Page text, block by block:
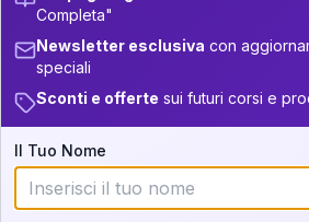
18.5-19 +6
Analisi,
Completa"
Newsletter esclusiva con
speciali
Sconti e offerte sui futuri corsi e
Il Tuo Nome